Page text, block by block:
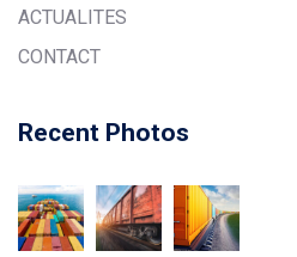
ACTUALITES
CONTACT
Recent Photos